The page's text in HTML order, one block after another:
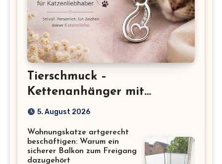
Tierschmuck –
Kettenanhänger mit
Katzenmotiv für
5. August 2026
Wohnungskatze artgerecht
beschäftigen: Warum ein
sicherer Balkon zum Freigang
dazugehört